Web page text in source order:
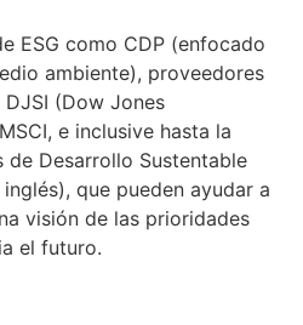
ESG como CDP (enfocado
ambiente), proveedores
(Dow Jones
e inclusive hasta la
de Desarrollo Sustentable
que pueden ayudar a
visión de las prioridades
el futuro.